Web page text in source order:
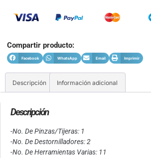
Compartir producto:
Facebook WhatsApp Email Imprimir
Descripción Información adicional
Descripción
-No. De Pinzas/Tijeras: 1
-No. De Destornilladores: 2
-No. De Herramientas Varias: 11